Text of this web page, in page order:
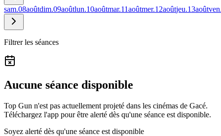
sam.08aoûtdim.09aoûtlun.10aoûtmar.11aoûtmer.12aoûtjeu.13août
Filtrer les séances
Aucune séance disponible
Top Gun n'est pas actuellement projeté dans les cinémas de Gacé.
Téléchargez l'app pour être alerté dès qu'une séance est disponible.
Soyez alerté dès qu'une séance est disponible